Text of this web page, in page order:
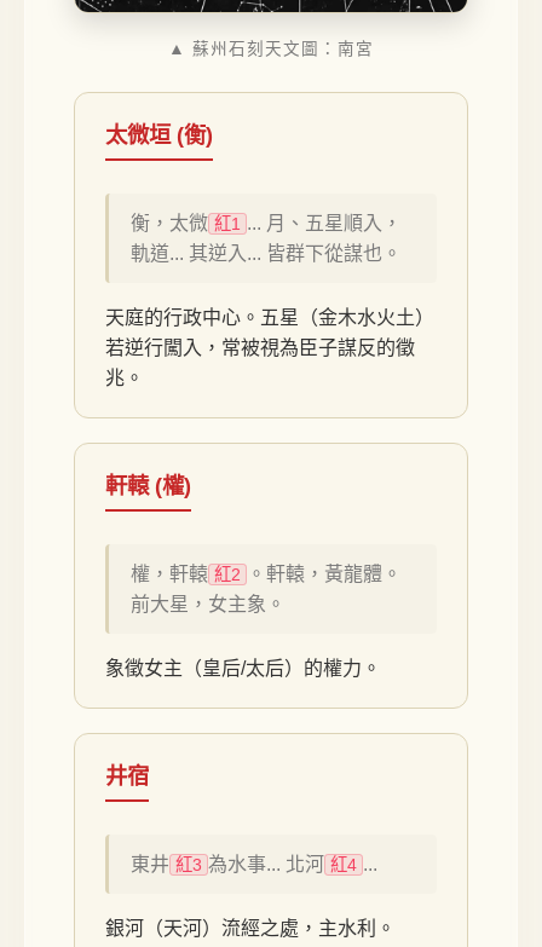
▲ 蘇州石刻天文圖：南宮
太微垣 (衡)
衡，太微 紅1 ... 月、五星順入，
軌道... 其逆入... 皆群下從謀也。
天庭的行政中心。五星（金木水火土）
若逆行闖入，常被視為臣子謀反的徵
兆。
軒轅 (權)
權，軒轅 紅2
。軒轅，黃龍體。
前大星，女主象。
象徵女主（皇后/太后）的權力。
井宿
東井 紅3 為水事... 北河 紅4 ...
銀河（天河）流經之處，主水利。